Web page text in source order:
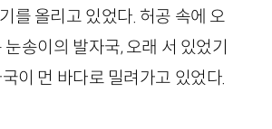
를 올리고 있었다. 허공 속에 오
송이의 발자국, 오래 서 있었기
이 먼 바다로 밀려가고 있었다.